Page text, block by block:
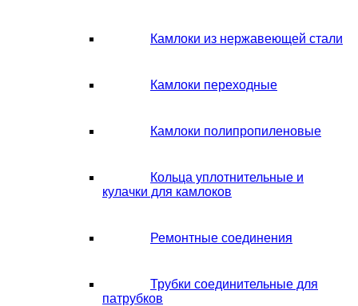
Камлоки из нержавеющей стали
Камлоки переходные
Камлоки полипропиленовые
Кольца уплотнительные и
кулачки для камлоков
Ремонтные соединения
Трубки соединительные для
патрубков